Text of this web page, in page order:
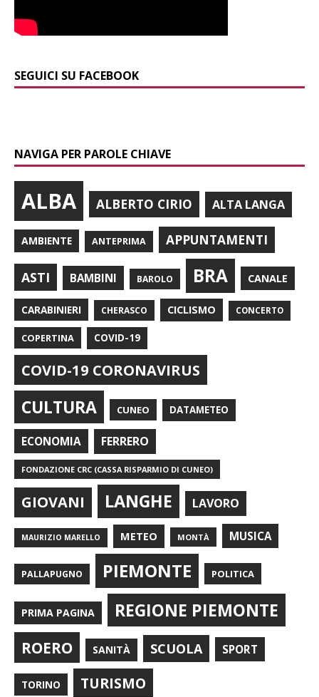
SEGUICI SU FACEBOOK
NAVIGA PER PAROLE CHIAVE
ALBA ALBERTO CIRIO ALTA LANGA
AMBIENTE ANTEPRIMA APPUNTAMENTI
ASTI BAMBINI BAROLO BRA CANALE
CARABINIERI CHERASCO CICLISMO CONCERTO
COPERTINA COVID-19
COVID-19 CORONAVIRUS
CULTURA CUNEO DATAMETEO
ECONOMIA FERRERO
FONDAZIONE CRC (CASSA RISPARMIO DI CUNEO)
GIOVANI LANGHE LAVORO
MAURIZIO MARELLO METEO MONTÀ MUSICA
PALLAPUGNO PIEMONTE POLITICA
PRIMA PAGINA REGIONE PIEMONTE
ROERO SANITÀ SCUOLA SPORT
TORINO TURISMO